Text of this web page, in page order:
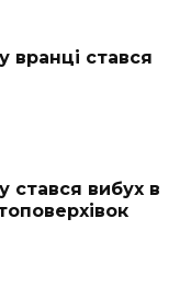
вранці стався
стався вибух в